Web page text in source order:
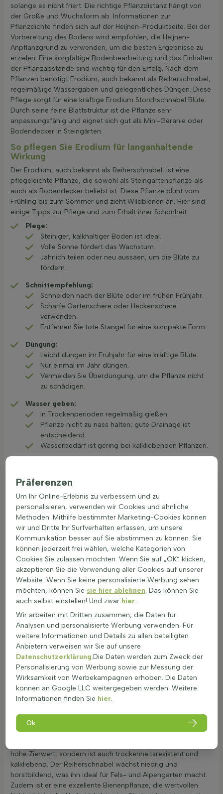
solange es nicht friert. Die richtige Pflanzdistanz hängt von
der Größe und Wuchsform ab. Informationen zur
Pflanzdichte finden sich auf der Heijnen-Produktseite. Bei der
Vorbereitung des Bodens wird empfohlen, die Heijnen-
Anpflanzgrund zu verwenden, um die besten Ergebnisse zu
erzielen. Eine sorgfältige Bodenbearbeitung und das Einhalten
der Pflanzabstände sind wichtig für den Erfolg. Nach dem
Pflanzen benötigt Erodium, auch bekannt als Reiherschnabel,
regelmäßige Wassergaben und gelegentliches Düngen. Diese
Pflege sorgt für eine kräftige Erodium Storchschnabel Blüte.
Durch seine feine Blattstruktur ist die Pflanze sehr
anpassungsfähig und eignet sich gut als Mini-Geranie oder
Bodendecker in Steingärten.
So pflegen Sie Erodium für langanhaltende
Wirkung
Der Erodium, auch bekannt als Reiherschnabel, ist eine
pflegeleichte Pflanze, die sowohl als Steingartenpflanze als
auch als Bodendecker beliebt ist. Diese Pflanze blüht vom
Frühling bis zum Sommer und zieht Wildbienen an. Hier sind
einige Tipps zur Pflege und zum Erhalt ihrer Schönheit.
Plege:
Steiniger, kalkhaltiger Boden ist ideal.
Volle Sonne fördert das Wachstum.
Jährlich teilen oder neu aussäen, um die Blüte zu
fördern.
Schnitt­empfehlung:
Schneiden nach der Blüte oder im frühen Frühjahr.
Scharfe Gartenschere oder Heckenschere
verwenden.
Entfernen Sie tote Stängel für eine kompakte Form.
Düngung:
Leicht düngen im Frühjahr für eine kräftige Blüte.
Nur einmal im Jahr düngen.
Vermeiden Sie Überdüngung, um die Pflanze nicht
zu schädigen.
Wasser geben:
In Trockenperioden regelmäßig gießen.
Pflanze nicht zu nass halten; gute Drainage ist
entscheidend.
Wasserbedarf ist gering bei kalkliebenden Pflanzen.
verjüngen.
Jede 2-3 Jahre teilen, um den Wachstum zu
unterstützen.
Winterschutz:
In milden Regionen keine spezielle Abdeckung
notwendig.
In kälteren Gebieten leichten Winterschutz bieten.
Umpflanzen:
Im Frühjahr oder Herbst umpflanzen.
Gut wässern nach dem Verpflanzen, um den
Wurzeln zu helfen.
Achten Sie auf Bodenqualität und
Sonneneinstrahlung.
Der Erodium ist eine sichere Wahl für Gärten mit Kindern und
Haustieren, da er nicht giftig ist. Mit der richtigen Pflege kann
diese Pflanze jahrelang Freude bereiten.
Feine Blüten und zierliches Laub als Zierwert
Erodium ist bekannt für seine zarten und geranienartigen
Blüten, die in Rosa, Violett, Lila und Weiß blühen. Die Blätter
zierliche und feine Struktur in jedem Garten. Erodium bildet
kompakte Polster und ist hervorragend als
hohe Zierwert, sondern ist auch trockenheitsresistent und
kalkliebend. Der Reiherschnabel wächst niedrig und
horstbildend, was ihn ideal für Fels- und Alpengärten macht.
Zudem ist er eine exzellente Bienenpflanze, die wertvollen
Präferenzen
Um Ihr Online-Erlebnis zu verbessern und zu
personalisieren, verwenden wir Cookies und ähnliche
Methoden. Mithilfe bestimmter Marketing-Cookies können
wir und Dritte Ihr Surfverhalten erfassen, um unsere
Kommunikation besser auf Sie abstimmen zu können. Sie
können jederzeit frei wählen, welche Kategorien von
Cookies Sie zulassen möchten. Wenn Sie auf „OK“ klicken,
akzeptieren Sie die Verwendung aller Cookies auf unserer
Website. Wenn Sie keine personalisierte Werbung sehen
möchten, können Sie sie hier ablehnen. Das können Sie
auch selbst einstellen! Und zwar hier.
Wir arbeiten mit Dritten zusammen, die Daten für
Analysen und personalisierte Werbung verwenden. Für
weitere Informationen und Details zu allen beteiligten
Anbietern verweisen wir Sie auf unsere
Datenschutzerklärung.Die Daten werden zum Zweck der
Personalisierung von Werbung sowie zur Messung der
Wirksamkeit von Werbekampagnen erhoben. Die Daten
können an Google LLC weitergegeben werden. Weitere
Informationen finden Sie hier.
Ok